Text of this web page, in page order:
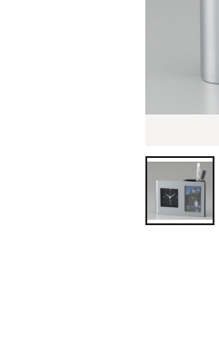
生活雑
衛生用
カタログ